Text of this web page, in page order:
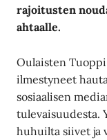
rajoitusten
ahtaalle.
Oulaisten
ilmestyneet
sosiaalisen
tulevaisuudesta.
huhuilta siivet ja